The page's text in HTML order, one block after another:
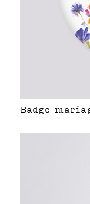
Badge